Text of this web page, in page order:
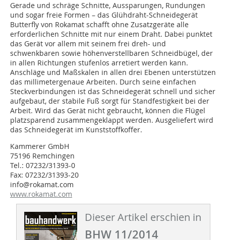
Gerade und schräge Schnitte, Aussparungen, Rundungen
und sogar freie Formen – das Glühdraht-Schneidegerät
Butterfly von Rokamat schafft ohne Zusatzgeräte alle
erforder­lichen Schnitte mit nur einem Draht. Dabei punktet
das Gerät vor allem mit seinem frei dreh- und
schwenkbaren sowie höhenverstellbaren Schneidbügel, der
in allen Richtungen stufenlos arretiert werden kann.
Anschläge und Maßskalen in allen drei Ebenen unterstützen
das millimetergenaue Arbeiten. Durch seine einfachen
Steckverbindungen ist das Schneidegerät schnell und sicher
aufgebaut, der stabile Fuß sorgt für Standfestigkeit bei der
Arbeit. Wird das Gerät nicht gebraucht, können die Flügel
platzsparend zusammengeklappt werden. Ausgeliefert wird
das Schneidegerät im Kunststoffkoffer.
Kammerer GmbH
75196 Remchingen
Tel.: 07232/31393-0
Fax: 07232/31393-20
info@rokamat.com
www.rokamat.com
Dieser Artikel erschien in
BHW 11/2014